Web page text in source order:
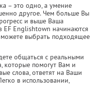
– это одно, а умение
другое. Чем больше Вы
и выше Ваша
EF Englishtown начинаются
выбрать подходящее
общаться с реальными
которые помогут Вам и
слова, ответят на Ваши
в использовании,